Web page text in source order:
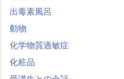
出毒素風呂
動物
化学物質過敏症
化粧品